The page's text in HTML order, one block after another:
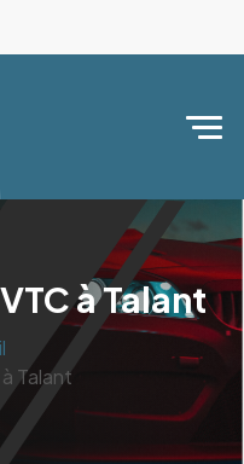
à Talant
Talant